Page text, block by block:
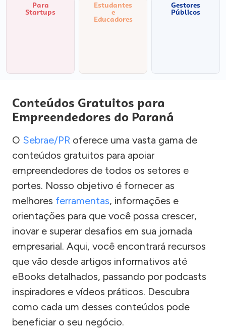
Para
Startups
Estudantes
e
Educadores
Gestores
Públicos
Conteúdos Gratuitos para
Empreendedores do Paraná
O Sebrae/PR oferece uma vasta gama de
conteúdos gratuitos para apoiar
empreendedores de todos os setores e
portes. Nosso objetivo é fornecer as
melhores ferramentas, informações e
orientações para que você possa crescer,
inovar e superar desafios em sua jornada
empresarial. Aqui, você encontrará recursos
que vão desde artigos informativos até
eBooks detalhados, passando por podcasts
inspiradores e vídeos práticos. Descubra
como cada um desses conteúdos pode
beneficiar o seu negócio.